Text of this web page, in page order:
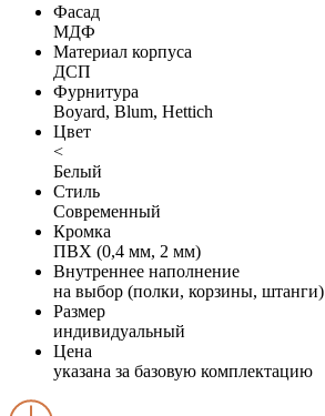
Фасад
МДФ
Материал корпуса
ДСП
Фурнитура
Boyard, Blum, Hettich
Цвет
<
Белый
Стиль
Современный
Кромка
ПВХ (0,4 мм, 2 мм)
Внутреннее наполнение
на выбор (полки, корзины, штанги)
Размер
индивидуальный
Цена
указана за базовую комплектацию